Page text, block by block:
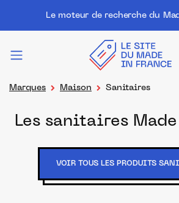
Le moteur de recherche du
Marques Maison Sanitaires
Les sanitaires
VOIR TOUS LES PRODUITS